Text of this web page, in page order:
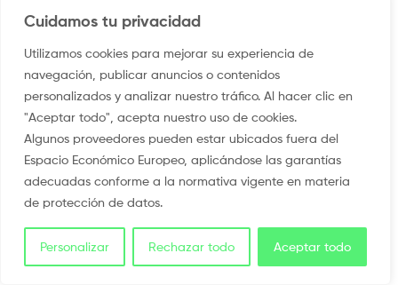
Cuidamos tu privacidad
Utilizamos cookies para mejorar su experiencia de
navegación, publicar anuncios o contenidos
personalizados y analizar nuestro tráfico. Al hacer clic en
"Aceptar todo", acepta nuestro uso de cookies.
Algunos proveedores pueden estar ubicados fuera del
Espacio Económico Europeo, aplicándose las garantías
adecuadas conforme a la normativa vigente en materia
de protección de datos.
Personalizar Rechazar todo Aceptar todo
un archivo limpio y preparado para
impresión.
¿Puedo diseñar camisetas
con programas gratis?
Inkscape
(vectorial) +GIMP
Photopea
(imagen). También puedes trabajar con